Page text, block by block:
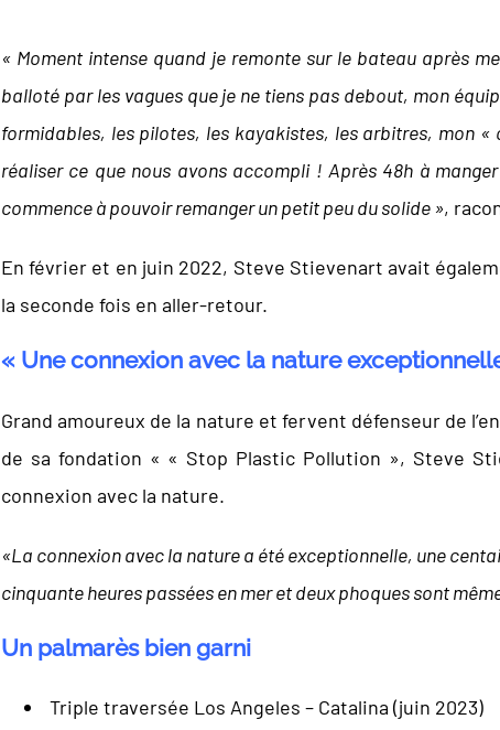
« Moment intense quand je remonte sur le bateau après
balloté par les vagues que je ne tiens pas debout, mon
formidables, les pilotes, les kayakistes, les arbitres, mon «
réaliser ce que nous avons accompli ! Après 48h à
commence à pouvoir remanger un petit peu du solide »,
En février et en juin 2022, Steve Stievenart avait
la seconde fois en aller-retour.
« Une connexion avec la nature
Grand amoureux de la nature et fervent défenseur de
de sa fondation « « Stop Plastic Pollution », Steve
connexion avec la nature.
«La connexion avec la nature a été exceptionnelle, une
cinquante heures passées en mer et deux phoques sont
Un palmarès bien garni
Triple traversée Los Angeles – Catalina (juin 2023)